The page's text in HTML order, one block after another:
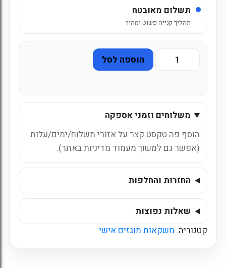
תשלום מאובטח
תהליך קנייה פשוט ומהיר
תפוזים
-
24
יח'
כשר
הוספה לסל
משלוחים וזמני אספקה
הוסף פה טקסט קצר על אזורי משלוח/ימים/עלות
(אפשר גם למשוך מעמוד מדיניות באתר).
החזרות והחלפות
שאלות נפוצות
קטגוריה: משקאות מוגזים אישי